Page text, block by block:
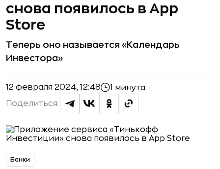
снова появилось в App
Store
Теперь оно называется «Календарь
Инвестора»
12 февраля 2024, 12:48 1 минута
Поделиться:
Банки